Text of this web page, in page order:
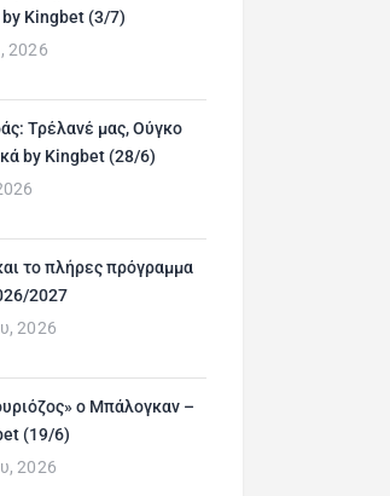
Kingbet (3/7)
2026
Τρέλανέ μας, Ούγκο
by Kingbet (28/6)
το πλήρες πρόγραμμα
2027
2026
ο Μπάλογκαν –
(19/6)
2026